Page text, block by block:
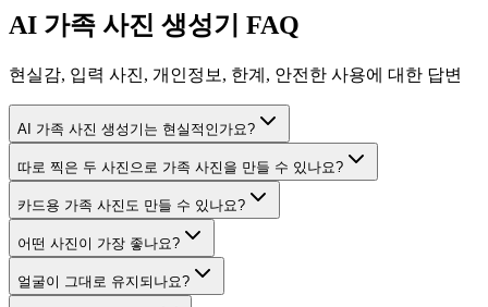
AI 가족 사진 생성기 FAQ
현실감, 입력 사진, 개인정보, 한계, 안전한 사용에 대한 답변
AI 가족 사진 생성기는 현실적인가요?
따로 찍은 두 사진으로 가족 사진을 만들 수 있나요?
카드용 가족 사진도 만들 수 있나요?
어떤 사진이 가장 좋나요?
얼굴이 그대로 유지되나요?